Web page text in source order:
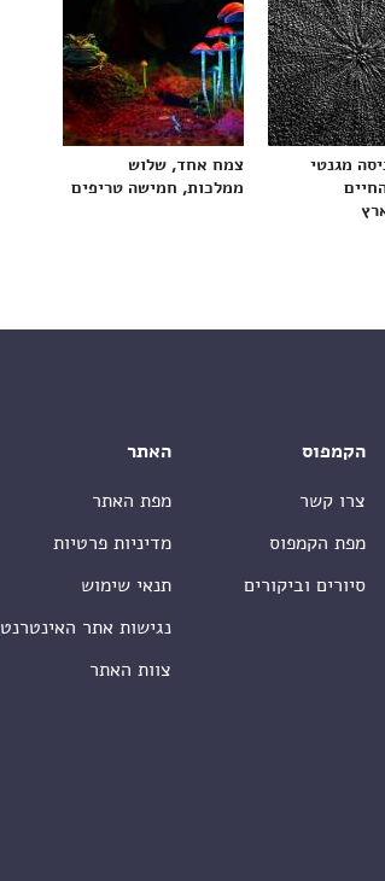
מגנטי
צמח אחד, שלוש
ממלכות, חמישה טריפים
הקמפוס
צרו קשר
מפת הקמפוס
סיורים וביקורים
האתר
מפת האתר
מדיניות פרטיות
תנאי שימוש
נגישות אתר האינטרנט
צוות האתר